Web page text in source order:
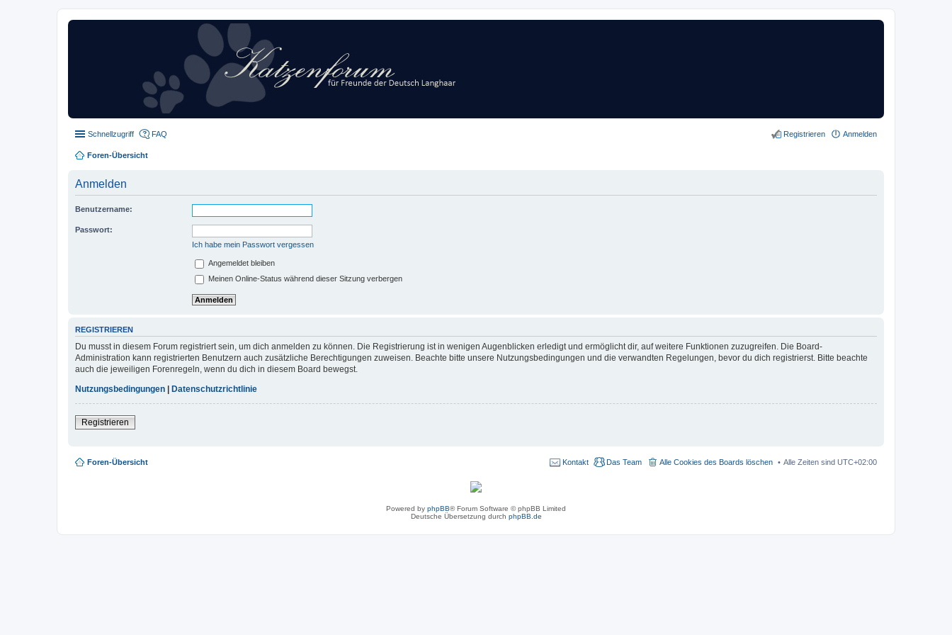
Schnellzugriff FAQ Anmelden
Registrieren
Foren-Übersicht
Anmelden
Benutzername:
Passwort:
Ich habe mein Passwort vergessen
Angemeldet bleiben
Meinen Online-Status während dieser Sitzung verbergen
REGISTRIEREN
Du musst in diesem Forum registriert sein, um dich anmelden zu können. Die Registrierung ist in wenigen Augenblicken erledigt und ermöglicht dir, auf weitere Funktionen zuzugreifen. Die Board-
Administration kann registrierten Benutzern auch zusätzliche Berechtigungen zuweisen. Beachte bitte unsere Nutzungsbedingungen und die verwandten Regelungen, bevor du dich registrierst. Bitte beachte
auch die jeweiligen Forenregeln, wenn du dich in diesem Board bewegst.
Nutzungsbedingungen | Datenschutzrichtlinie
Registrieren
Foren-Übersicht Alle Zeiten sind UTC+02:00
Alle Cookies des Boards löschen
Das Team
Kontakt
Powered by phpBB® Forum Software © phpBB Limited
Deutsche Übersetzung durch phpBB.de